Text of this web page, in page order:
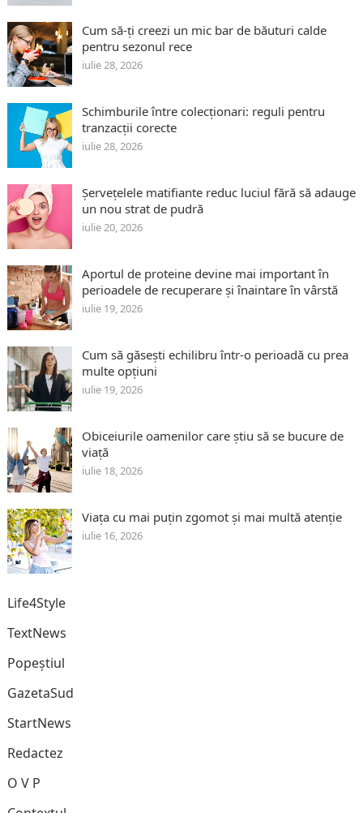
Cum să-ți creezi un mic bar de băuturi calde
pentru sezonul rece
iulie 28, 2026
Schimburile între colecționari: reguli pentru
tranzacții corecte
iulie 28, 2026
Șervețelele matifiante reduc luciul fără să adauge
un nou strat de pudră
iulie 20, 2026
Aportul de proteine devine mai important în
perioadele de recuperare și înaintare în vârstă
iulie 19, 2026
Cum să găsești echilibru într-o perioadă cu prea
multe opțiuni
iulie 19, 2026
Obiceiurile oamenilor care știu să se bucure de
viață
iulie 18, 2026
Viața cu mai puțin zgomot și mai multă atenție
iulie 16, 2026
Life4Style
TextNews
Popeștiul
GazetaSud
StartNews
Redactez
O V P